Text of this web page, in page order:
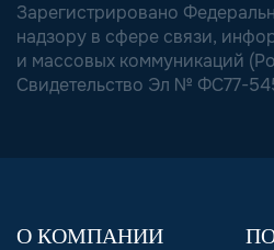
Зарегистрировано
надзору в сфере связи,
и массовых коммуникаций
Свидетельство Эл № ФС77-
О КОМПАНИИ